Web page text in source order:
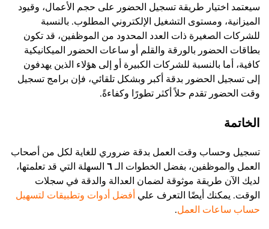
سيعتمد اختيار طريقة تسجيل الحضور على حجم الأعمال، وقيود
الميزانية، ومستوى التشغيل الإلكتروني المطلوب. بالنسبة
للشركات الصغيرة ذات العدد المحدود من الموظفين، قد تكون
بطاقات الحضور بالورقة والقلم أو ساعات الحضور الميكانيكية
كافية، أما بالنسبة للشركات الكبيرة أو إلى هؤلاء الذين يهدفون
إلى تسجيل الحضور بدقة أكبر وبشكل تلقائي، فإن برامج تسجيل
وقت الحضور تقدم حلاً أكثر تطورًا وكفاءةً.
الخاتمة
تسجيل وحساب وقت العمل بدقة ضروري للغاية لكل من أصحاب
العمل والموظفين، بفضل الخطوات الـ٦ السهلة التي قد تعلمتها،
لديك الآن طريقة موثوقة لضمان العدالة والدقة في سجلات
الوقت. يمكنك أيضًا التعرف علي أفضل أدوات وتطبيقات لتسهيل
حساب ساعات العمل.